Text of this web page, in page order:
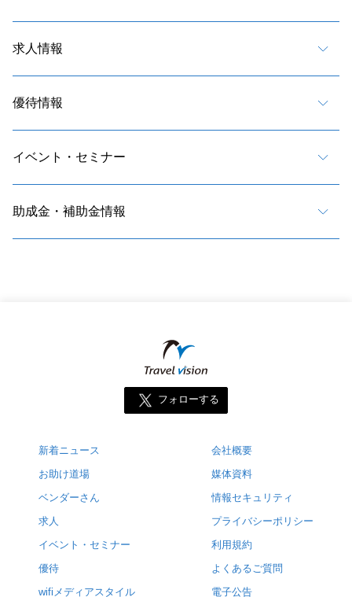
求人情報
優待情報
イベント・セミナー
助成金・補助金情報
フォローする
新着ニュース
お助け道場
ベンダーさん
求人
イベント・セミナー
優待
wifiメディアスタイル
会社概要
媒体資料
情報セキュリティ
プライバシーポリシー
利用規約
よくあるご質問
電子公告